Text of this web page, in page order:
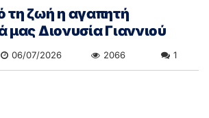
ζωή η αγαπητή
μας Διονυσία Γιαννιού
06/07/2026 2066 1